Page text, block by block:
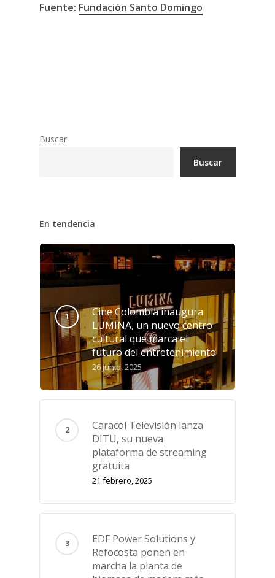
Fuente: Fundación Santo Domingo
Buscar
Buscar
En tendencia
Cine Colombia inaugura
LUMINA, un nuevo centro
cultural que marca el
futuro del entretenimiento
26 junio, 2025
Caracol Televisión lanza
DITU, su nueva
plataforma de streaming
gratuita
21 febrero, 2025
EDF Power Solutions y
Refocosta ponen en
marcha la planta de